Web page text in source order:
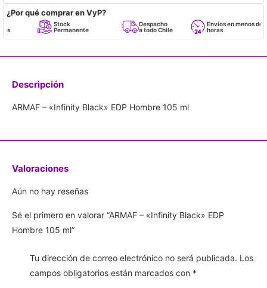
¿Por qué comprar en VyP?
Stock
Permanente
Despacho
a todo Chile
Envíos en menos de 24
horas
Descripción
ARMAF – «Infinity Black» EDP Hombre 105 ml
Valoraciones
Aún no hay reseñas
Sé el primero en valorar “ARMAF – «Infinity Black» EDP
Hombre 105 ml”
Tu dirección de correo electrónico no será publicada. Los
campos obligatorios están marcados con *